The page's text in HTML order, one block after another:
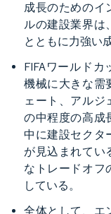
成長のためのイ
ルの建設業界は
とともに力強い
FIFAワールドカ
機械に大きな需
ェート、アルジ
の中程度の高成
中に建設セクタ
が見込まれてい
なトレードオフ
している。
全体として、エ